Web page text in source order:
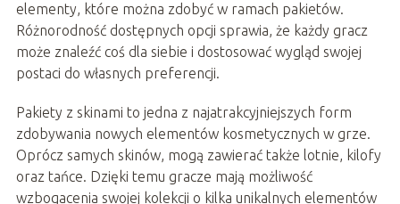
elementy, które można zdobyć w ramach pakietów.
Różnorodność dostępnych opcji sprawia, że każdy gracz
może znaleźć coś dla siebie i dostosować wygląd swojej
postaci do własnych preferencji.
Pakiety z skinami to jedna z najatrakcyjniejszych form
zdobywania nowych elementów kosmetycznych w grze.
Oprócz samych skinów, mogą zawierać także lotnie, kilofy
oraz tańce. Dzięki temu gracze mają możliwość
wzbogacenia swojej kolekcji o kilka unikalnych elementów